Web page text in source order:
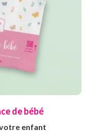
de bébé
enfant